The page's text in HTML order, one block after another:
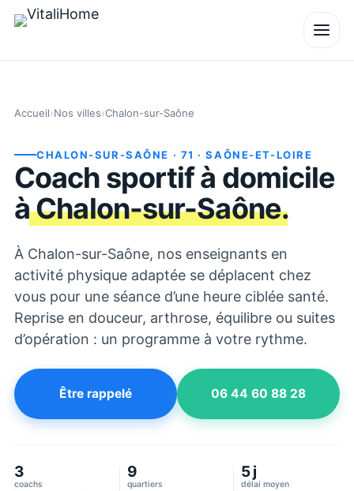
Accueil›Nos villes›Chalon-sur-Saône
CHALON-SUR-SAÔNE · 71 · SAÔNE-ET-LOIRE
Coach sportif à domicile
àChalon-sur-Saône.
À Chalon-sur-Saône, nos enseignants en
activité physique adaptée se déplacent chez
vous pour une séance d’une heure ciblée santé.
Reprise en douceur, arthrose, équilibre ou suites
d’opération : un programme à votre rythme.
Être rappelé 06 44 60 88 28
3
coachs
9
quartiers
5 j
délai moyen